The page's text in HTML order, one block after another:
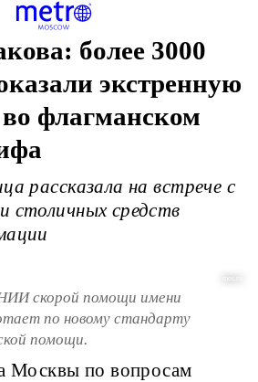
более 3000
экстренную
флагманском
рассказала на встрече с
столичных средств
скорой помощи имени
по новому стандарту
помощи.
Москвы по вопросам